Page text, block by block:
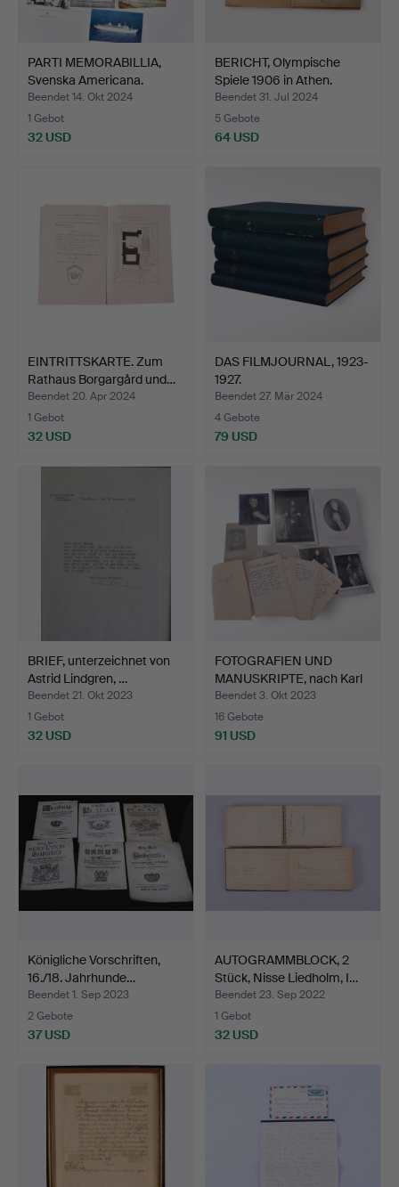
PARTI MEMORABILLIA,
Svenska Americana.
Beendet 14. Okt 2024
1 Gebot
32 USD
BERICHT, Olympische
Spiele 1906 in Athen.
Beendet 31. Jul 2024
5 Gebote
64 USD
EINTRITTSKARTE. Zum
Rathaus Borgargård und…
Beendet 20. Apr 2024
1 Gebot
32 USD
DAS FILMJOURNAL, 1923-
1927.
Beendet 27. Mär 2024
4 Gebote
79 USD
BRIEF, unterzeichnet von
Astrid Lindgren, …
Beendet 21. Okt 2023
1 Gebot
32 USD
FOTOGRAFIEN UND
MANUSKRIPTE, nach Karl
XII.
Beendet 3. Okt 2023
16 Gebote
91 USD
Königliche Vorschriften,
16./18. Jahrhunde…
Beendet 1. Sep 2023
2 Gebote
37 USD
AUTOGRAMMBLOCK, 2
Stück, Nisse Liedholm, I…
Beendet 23. Sep 2022
1 Gebot
32 USD